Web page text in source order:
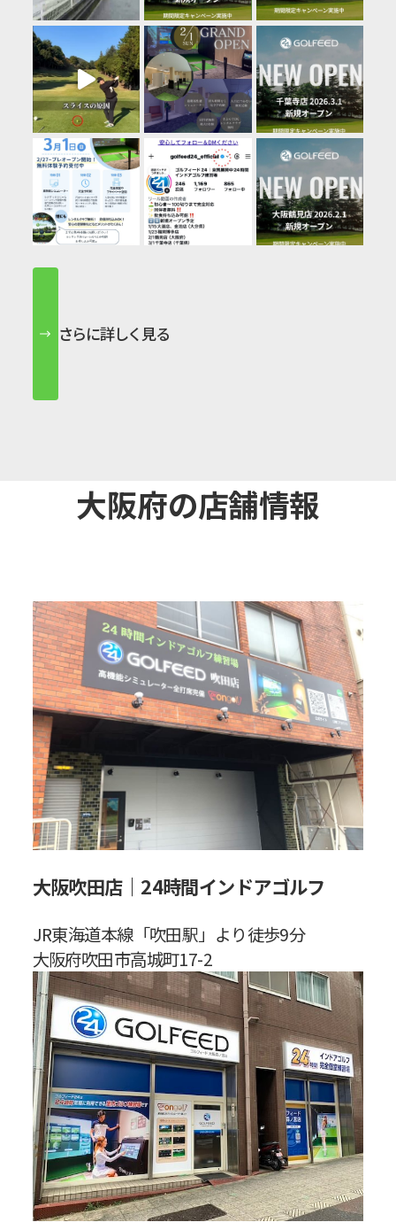
さらに詳しく見る
大阪府の店舗情報
大阪吹田店｜24時間インドアゴルフ
JR東海道本線「吹田駅」より徒歩9分
大阪府吹田市高城町17-2